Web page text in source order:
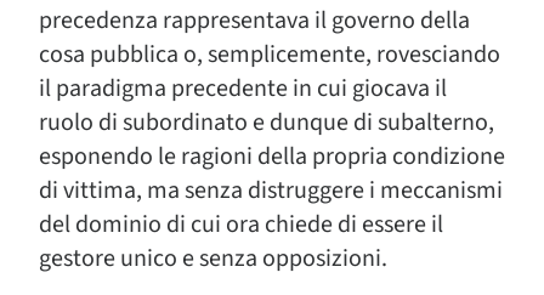
precedenza rappresentava il governo della
cosa pubblica o, semplicemente, rovesciando
il paradigma precedente in cui giocava il
ruolo di subordinato e dunque di subalterno,
esponendo le ragioni della propria condizione
di vittima, ma senza distruggere i meccanismi
del dominio di cui ora chiede di essere il
gestore unico e senza opposizioni.